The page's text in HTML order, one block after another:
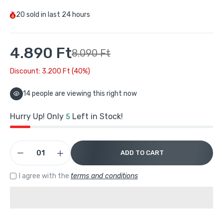
20 sold in last 24 hours
4.890 Ft8.090 Ft
Discount: 3.200 Ft (40%)
16people are viewing this right now
Hurry Up! Only 5 Left in Stock!
ADD TO CART
I agree with the terms and conditions